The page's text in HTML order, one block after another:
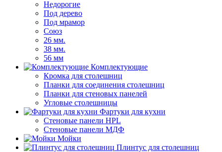
Недорогие
Под дерево
Под мрамор
Союз
26 мм.
38 мм.
56 мм
Комплектующие
Кромка для столешниц
Планки для соединения столешниц
Планки для стеновых панелей
Угловые столешницы
Фартуки для кухни
Стеновые панели HPL
Стеновые панели МДФ
Мойки
Плинтус для столешниц